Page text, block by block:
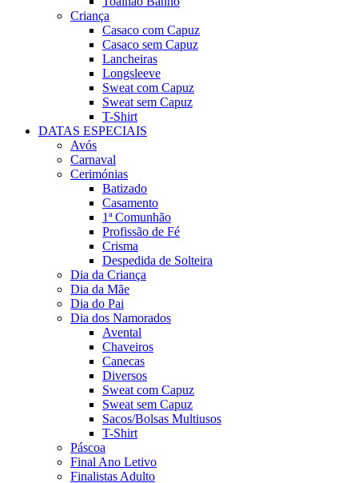
Criança
Casaco com Capuz
Casaco sem Capuz
Lancheiras
Longsleeve
Sweat com Capuz
Sweat sem Capuz
T-Shirt
DATAS ESPECIAIS
Avós
Carnaval
Cerimónias
Batizado
Casamento
1ª Comunhão
Profissão de Fé
Crisma
Despedida de Solteira
Dia da Criança
Dia da Mãe
Dia do Pai
Dia dos Namorados
Avental
Chaveiros
Canecas
Diversos
Sweat com Capuz
Sweat sem Capuz
Sacos/Bolsas Multiusos
T-Shirt
Páscoa
Final Ano Letivo
Finalistas Adulto